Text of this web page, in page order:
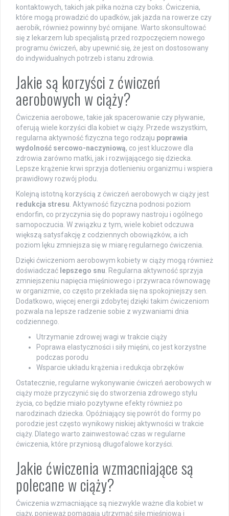
kontaktowych, takich jak piłka nożna czy boks. Ćwiczenia,
które mogą prowadzić do upadków, jak jazda na rowerze czy
aerobik, również powinny być omijane. Warto skonsultować
się z lekarzem lub specjalistą przed rozpoczęciem nowego
programu ćwiczeń, aby upewnić się, że jest on dostosowany
do indywidualnych potrzeb i stanu zdrowia.
Jakie są korzyści z ćwiczeń
aerobowych w ciąży?
Ćwiczenia aerobowe, takie jak spacerowanie czy pływanie,
oferują wiele korzyści dla kobiet w ciąży. Przede wszystkim,
regularna aktywność fizyczna tego rodzaju poprawia
wydolność sercowo-naczyniową, co jest kluczowe dla
zdrowia zarówno matki, jak i rozwijającego się dziecka.
Lepsze krążenie krwi sprzyja dotlenieniu organizmu i wspiera
prawidłowy rozwój płodu.
Kolejną istotną korzyścią z ćwiczeń aerobowych w ciąży jest
redukcja stresu. Aktywność fizyczna podnosi poziom
endorfin, co przyczynia się do poprawy nastroju i ogólnego
samopoczucia. W związku z tym, wiele kobiet odczuwa
większą satysfakcję z codziennych obowiązków, a ich
poziom lęku zmniejsza się w miarę regularnego ćwiczenia.
Dzięki ćwiczeniom aerobowym kobiety w ciąży mogą również
doświadczać lepszego snu. Regularna aktywność sprzyja
zmniejszeniu napięcia mięśniowego i przywraca równowagę
w organizmie, co często przekłada się na spokojniejszy sen.
Dodatkowo, więcej energii zdobytej dzięki takim ćwiczeniom
pozwala na lepsze radzenie sobie z wyzwaniami dnia
codziennego.
Utrzymanie zdrowej wagi w trakcie ciąży
Poprawa elastyczności i siły mięśni, co jest korzystne
podczas porodu
Wsparcie układu krążenia i redukcja obrzęków
Ostatecznie, regularne wykonywanie ćwiczeń aerobowych w
ciąży może przyczynić się do stworzenia zdrowego stylu
życia, co będzie miało pozytywne efekty również po
narodzinach dziecka. Opóźniający się powrót do formy po
porodzie jest często wynikowy niskiej aktywności w trakcie
ciąży. Dlatego warto zainwestować czas w regularne
ćwiczenia, które przyniosą długofalowe korzyści.
Jakie ćwiczenia wzmacniające są
polecane w ciąży?
Ćwiczenia wzmacniające są niezwykle ważne dla kobiet w
ciąży, ponieważ pomagają utrzymać siłę mięśniową i